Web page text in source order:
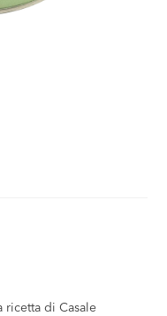
ricetta di Casale